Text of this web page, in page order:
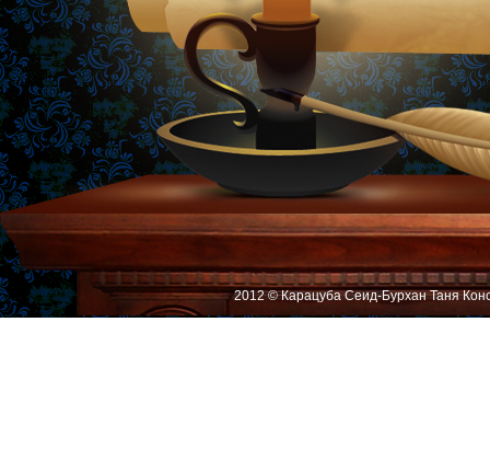
2012 © Карацуба Сеид-Бурхан Таня